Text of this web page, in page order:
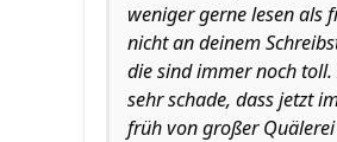
weniger gerne lesen als
nicht an deinem
die sind immer noch
sehr schade, dass jetzt
früh von großer